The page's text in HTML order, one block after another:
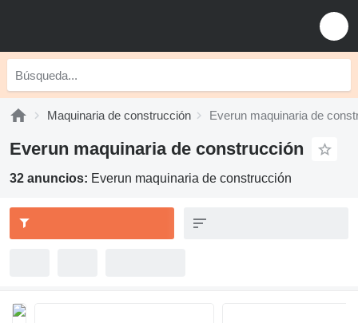
Maquinaria de construcción Everun maquinaria de
Everun maquinaria de construcción
32 anuncios: Everun maquinaria de construcción